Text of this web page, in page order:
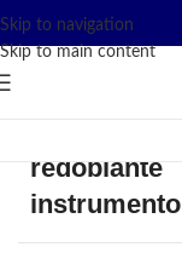
Skip to navigation
Skip to main content
redoblante
instrumento